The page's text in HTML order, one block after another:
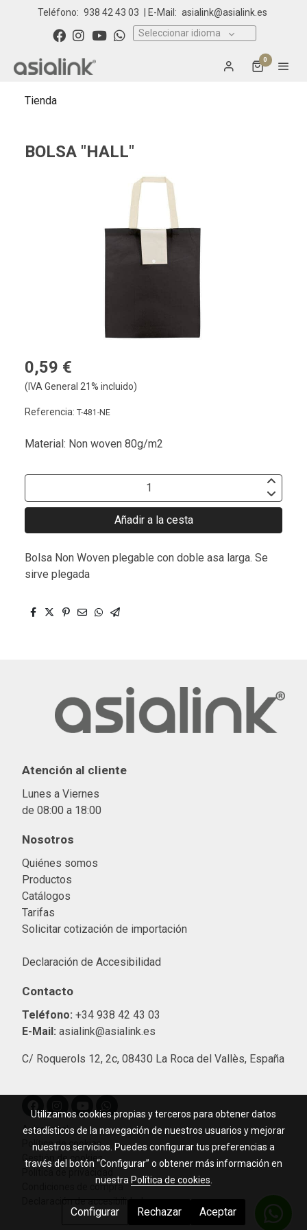
Teléfono: 938 42 43 03 | E-Mail: asialink@asialink.es
Seleccionar idioma
0
Tienda
BOLSA "HALL"
0,59 €
(IVA General 21% incluido)
Referencia: T-481-NE
Material: Non woven 80g/m2
Añadir a la cesta
Bolsa Non Woven plegable con doble asa larga. Se
sirve plegada
Atención al cliente
Lunes a Viernes
de 08:00 a 18:00
Nosotros
Quiénes somos
Productos
Catálogos
Tarifas
Solicitar cotización de importación
Declaración de Accesibilidad
Contacto
Teléfono: +34 938 42 43 03
E-Mail: asialink@asialink.es
C/ Roquerols 12, 2c, 08430 La Roca del Vallès, España
Aviso legal
Política de cookies
Gestión de cookies
Condiciones de compra
Utilizamos cookies propias y terceros para obtener datos
estadísticos de la navegación de nuestros usuarios y mejorar
nuestros servicios. Puedes configurar tus preferencias a
través del botón “Configurar” o obtener más información en
nuestra Política de cookies
Configurar Rechazar Aceptar